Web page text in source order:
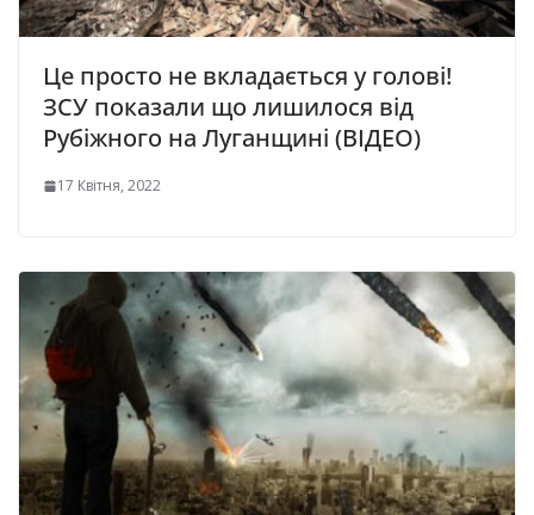
Це просто не вкладається у голові!
ЗСУ показали що лишилося від
Рубіжного на Луганщині (ВІДЕО)
17 Квітня, 2022